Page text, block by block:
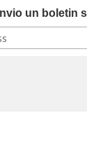
un boletin